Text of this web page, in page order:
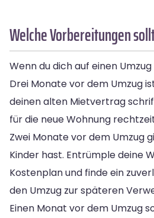
Welche Vorbereitungen
Wenn du dich auf einen
Drei Monate vor dem Umzug
deinen alten Mietvertrag
für die neue Wohnung
Zwei Monate vor dem Umzug
Kinder hast. Entrümple deine
Kostenplan und finde ein
den Umzug zur späteren
Einen Monat vor dem Umzug